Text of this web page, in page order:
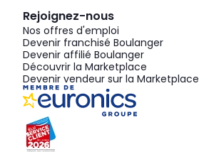
Rejoignez-nous
Nos offres d'emploi
Devenir franchisé Boulanger
Devenir affilié Boulanger
Découvrir la Marketplace
Devenir vendeur sur la Marketplace